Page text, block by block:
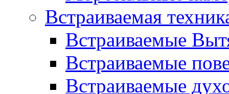
Встраиваемая
Встраиваемые
Встраиваемые
Встраиваемые